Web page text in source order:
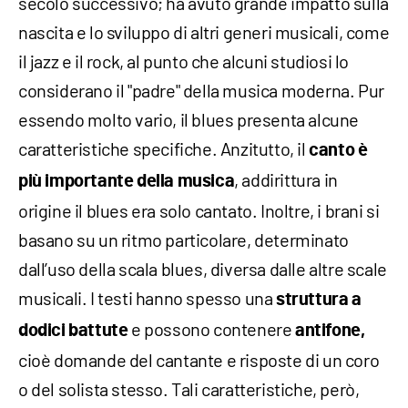
nascita e lo sviluppo di altri generi musicali, come
il jazz e il rock, al punto che alcuni studiosi lo
considerano il "padre" della musica moderna. Pur
essendo molto vario, il blues presenta alcune
caratteristiche specifiche. Anzitutto, ilcanto è
più importante della musica, addirittura in
origine il blues era solo cantato. Inoltre, i brani si
basano su un ritmo particolare, determinato
dall’uso della scala blues, diversa dalle altre scale
musicali. I testi hanno spesso unastruttura a
dodici battutee possono contenereantifone,
cioè domande del cantante e risposte di un coro
o del solista stesso. Tali caratteristiche, però,